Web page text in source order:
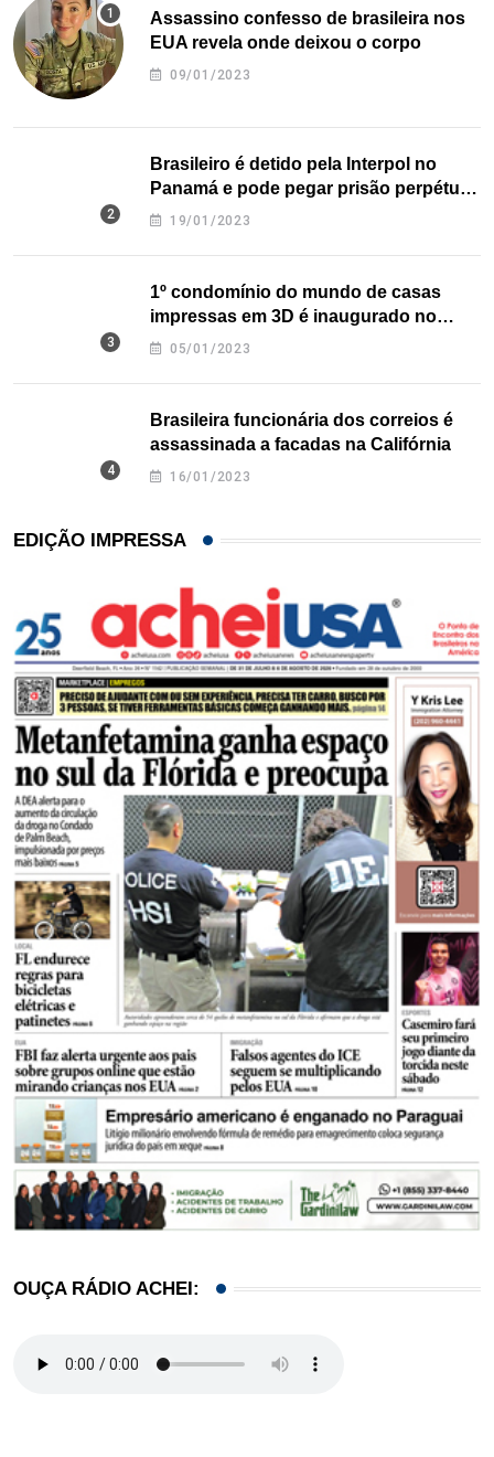
Assassino confesso de brasileira nos
EUA revela onde deixou o corpo
09/01/2023
Brasileiro é detido pela Interpol no
Panamá e pode pegar prisão perpétua
nos EUA
19/01/2023
1º condomínio do mundo de casas
impressas em 3D é inaugurado no
Texas
05/01/2023
Brasileira funcionária dos correios é
assassinada a facadas na Califórnia
16/01/2023
EDIÇÃO IMPRESSA
OUÇA RÁDIO ACHEI: